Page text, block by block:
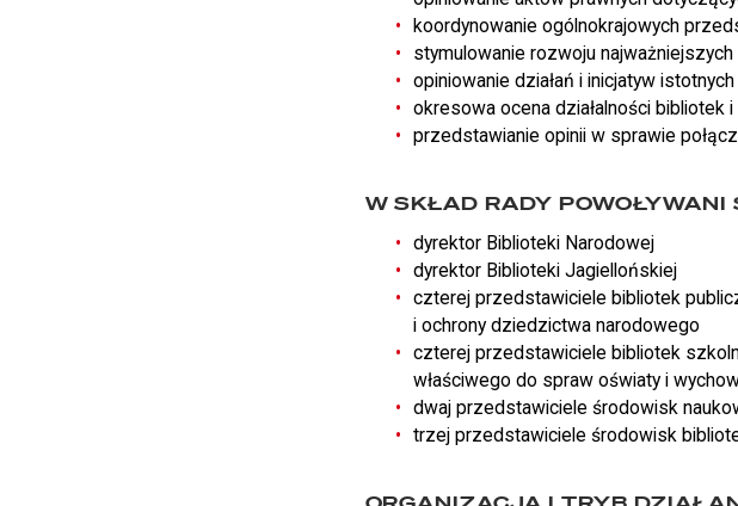
koordynowanie ogólnokrajowych
stymulowanie rozwoju
opiniowanie działań i inicjatyw
okresowa ocena działalności bibliotek
przedstawianie opinii w sprawie
W SKŁAD RADY POWOŁYWANI
dyrektor Biblioteki Narodowej
dyrektor Biblioteki Jagiellońskiej
czterej przedstawiciele bibliotek
i ochrony dziedzictwa narodowego
czterej przedstawiciele bibliotek
właściwego do spraw oświaty i
dwaj przedstawiciele środowisk
trzej przedstawiciele środowisk